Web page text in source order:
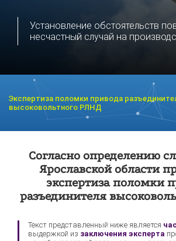
Установление обстоятельств
несчастный случай на
Экспертиза поломки привода
высоковольтного РЛНД
продукции
Согласно определению
Ярославской области
экспертиза поломки
разъединителя
Текст представленный ниже является
выдержкой из заключения эксперта